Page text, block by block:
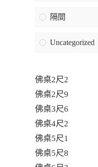
隔間
Uncategorized
佛桌2尺2
佛桌2尺9
佛桌3尺6
佛桌4尺2
佛桌5尺1
佛桌5尺8